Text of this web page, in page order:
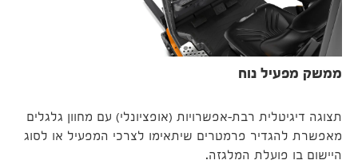
ממשק מפעיל נוח
תצוגה דיגיטלית רבת-אפשרויות (אופציונלי) עם מחוון גלגלים
מאפשרת להגדיר פרמטרים שיתאימו לצרכי המפעיל או לסוג
היישום בו פועלת המלגזה.